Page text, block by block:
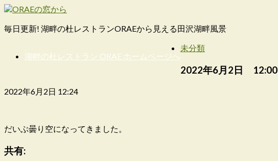
毎日更新! 湖畔の杜レストランORAEから見える田沢湖畔風景
湖畔の杜レストラン ORAE ホームページへ
未分類
2022年6月2日 12:00
2022年6月2日 12:24
だいぶ曇り空になってきました。
共有: